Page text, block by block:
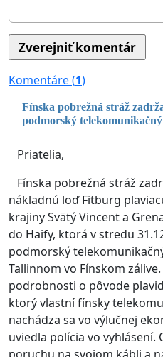
Komentáre (1)
Fínska pobrežná stráž
podmorský
Priatelia,
Fínska pobrežná stráž
nákladnú loď Fitburg
krajiny Svätý Vincent a
do Haify, ktorá v stredu
podmorský
Tallinnom vo Fínskom
podrobnosti o pôvode
ktorý vlastní fínsky
nachádza sa vo výlučnej
uviedla polícia vo